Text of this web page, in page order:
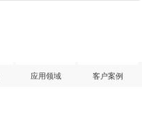
应用领域 客户案例